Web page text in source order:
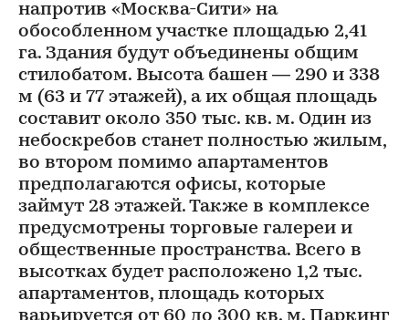
напротив «Москва-Сити» на
обособленном участке площадью 2,41
га. Здания будут объединены общим
стилобатом. Высота башен — 290 и 338
м (63 и 77 этажей), а их общая площадь
составит около 350 тыс. кв. м. Один из
небоскребов станет полностью жилым,
во втором помимо апартаментов
предполагаются офисы, которые
займут 28 этажей. Также в комплексе
предусмотрены торговые галереи и
общественные пространства. Всего в
высотках будет расположено 1,2 тыс.
апартаментов, площадь которых
варьируется от 60 до 300 кв. м. Паркинг